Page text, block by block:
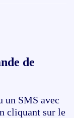
de
un SMS avec
cliquant sur le